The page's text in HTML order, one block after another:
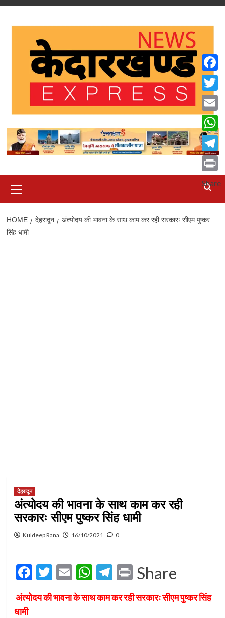
Skip
Menu
HOME देहरादून
अंत्योदय की भावना के साथ काम कर रही सरकारः सीएम पुष्कर
सिंह धामी
देहरादून
अंत्योदय की भावना के साथ काम कर रही
सरकारः सीएम पुष्कर सिंह धामी
Kuldeep Rana 16/10/2021 0
Facebook
Twitter
EmailWhatsApp
Telegram
Print
Share
अंत्योदय की भावना के साथ काम कर रही सरकारः सीएम पुष्कर सिंह
धामी
Email
Print
Share